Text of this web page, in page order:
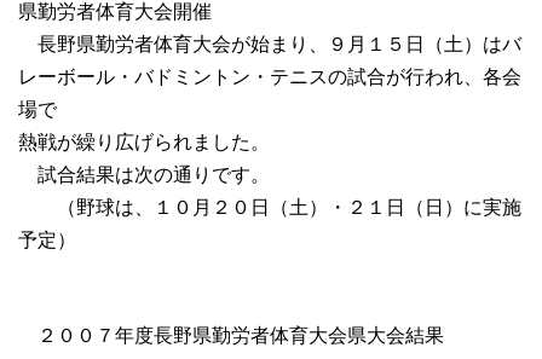
県勤労者体育大会開催
長野県勤労者体育大会が始まり、９月１５日（土）はバ
レーボール・バドミントン・テニスの試合が行われ、各会
場で
熱戦が繰り広げられました。
試合結果は次の通りです。
（野球は、１０月２０日（土）・２１日（日）に実施
予定）
２００７年度長野県勤労者体育大会県大会結果